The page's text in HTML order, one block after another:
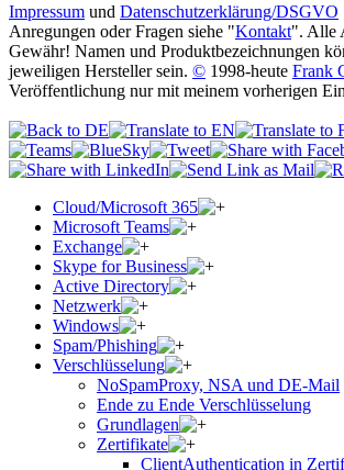
Impressum und Datenschutzerklärung/DSGVO
Anregungen oder Fragen siehe "Kontakt". Alle
Gewähr! Namen und Produktbezeichnungen
jeweiligen Hersteller sein. © 1998-heute Frank
Veröffentlichung nur mit meinem vorherigen
Cloud/Microsoft 365
Microsoft Teams
Exchange
Skype for Business
Active Directory
Netzwerk
Windows
Spam/Phishing
Verschlüsselung
NoSpamProxy, NSA und DE-Mail
Ende zu Ende Verschlüsselung
Grundlagen
Zertifikate
ClientAuthentication in